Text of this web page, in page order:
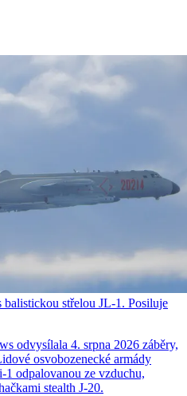
střelou JL-1. Posiluje
odvysílala 4. srpna 2026 záběry,
osvobozenecké armády
1 odpalovanou ze vzduchu,
stealth J-20.